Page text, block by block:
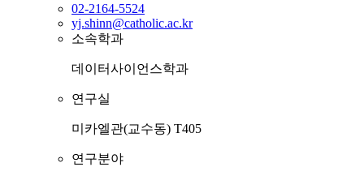
02-2164-5524
yj.shinn@catholic.ac.kr
소속학과
데이터사이언스학과
연구실
미카엘관(교수동) T405
연구분야